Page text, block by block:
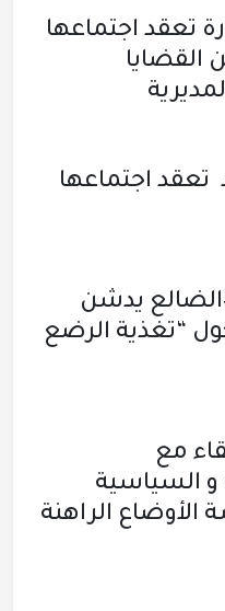
تعقد اجتماعها
القضايا
تعقد اجتماعها
يدشن
“تغذية الرضع
مع
و السياسية
الأوضاع الراهنة